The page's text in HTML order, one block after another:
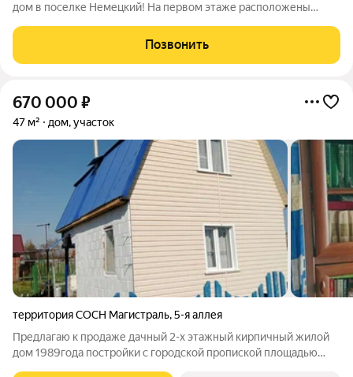
дом в поселке Немецкий! На первом этаже расположены
спальни и мансарда. Коммуникации все в доме. Отопление
электрическое, с подогревом пола.
Позвонить
670 000 ₽
47 м² дом, участок
территория СОСН Магистраль,5-я аллея
Предлагаю к продаже дачный 2-х этажный кирпичный жилой
дом 1989года постройки с городской пропиской площадью